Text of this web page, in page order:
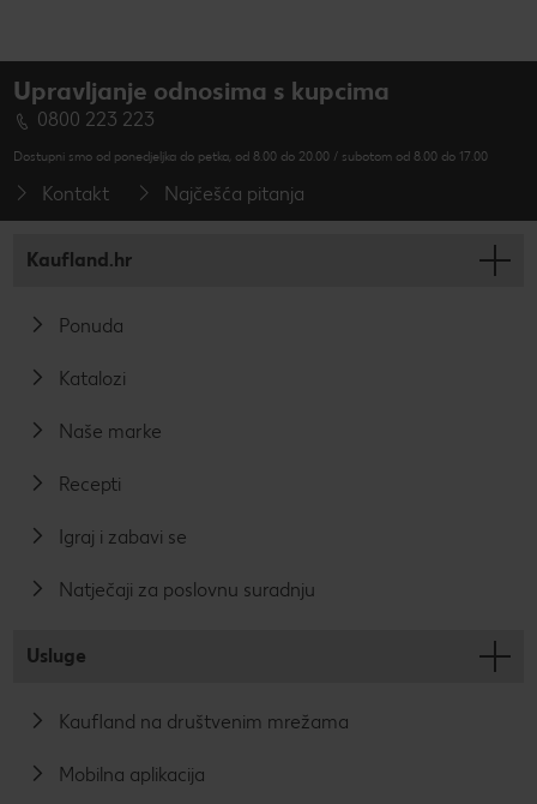
Upravljanje odnosima s kupcima
0800 223 223
Dostupni smo od ponedjeljka do petka, od 8.00 do 20.00 / subotom od 8.00 do 17.00
Kontakt Najčešća pitanja
Kaufland.hr
Ponuda
Katalozi
Naše marke
Recepti
Igraj i zabavi se
Natječaji za poslovnu suradnju
Usluge
Kaufland na društvenim mrežama
Mobilna aplikacija